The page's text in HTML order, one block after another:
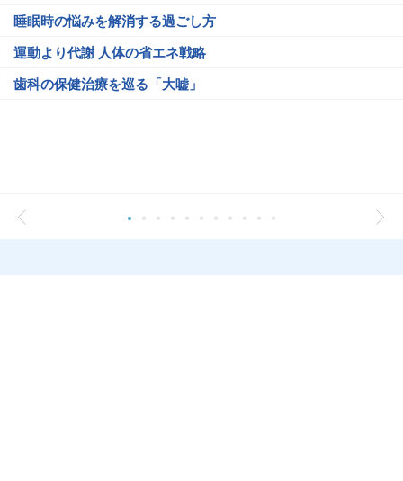
睡眠時の悩みを解消する過ごし方
運動より代謝 人体の省エネ戦略
歯科の保健治療を巡る「大嘘」